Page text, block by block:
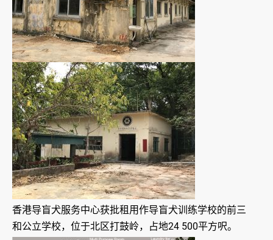
香港导盲犬服务中心获批租用作导盲犬训练学校的前三
和公立学校，位于北区打鼓岭，占地24 500平方呎。